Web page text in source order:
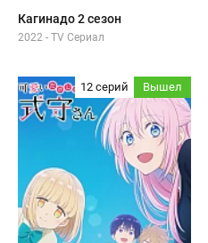
Кагинадо 2 сезон
2022 - TV Сериал
12 серий Вышел